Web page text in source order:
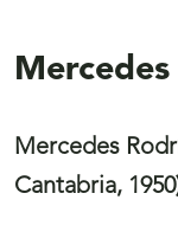
Mercedes
Cantabria,